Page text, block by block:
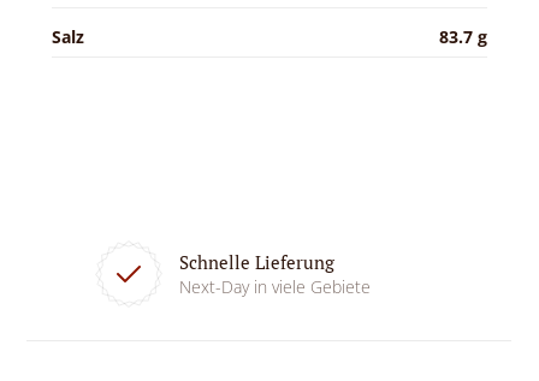
Salz 83.7 g
Schnelle Lieferung
Next-Day in viele Gebiete